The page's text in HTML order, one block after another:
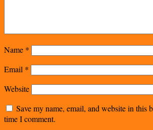
Name *
Email *
Website
Save my name, email, and website in this
time I comment.